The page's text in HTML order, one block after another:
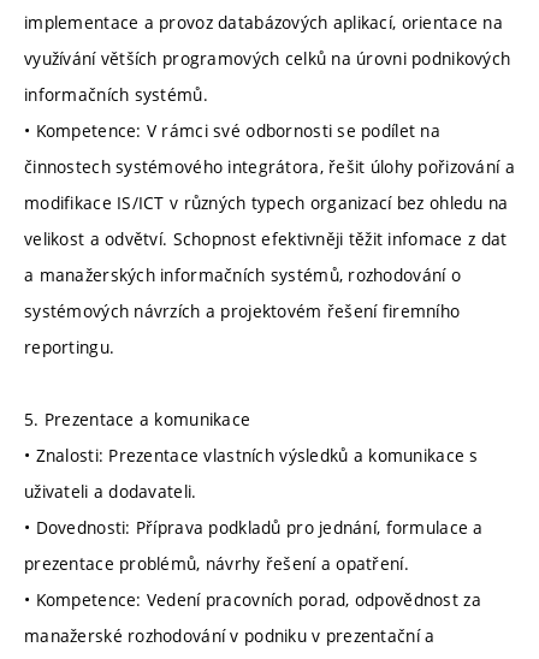
implementace a provoz databázových aplikací, orientace na
využívání větších programových celků na úrovni podnikových
informačních systémů.
• Kompetence: V rámci své odbornosti se podílet na
činnostech systémového integrátora, řešit úlohy pořizování a
modifikace IS/ICT v různých typech organizací bez ohledu na
velikost a odvětví. Schopnost efektivněji těžit infomace z dat
a manažerských informačních systémů, rozhodování o
systémových návrzích a projektovém řešení firemního
reportingu.
5. Prezentace a komunikace
• Znalosti: Prezentace vlastních výsledků a komunikace s
uživateli a dodavateli.
• Dovednosti: Příprava podkladů pro jednání, formulace a
prezentace problémů, návrhy řešení a opatření.
• Kompetence: Vedení pracovních porad, odpovědnost za
manažerské rozhodování v podniku v prezentační a